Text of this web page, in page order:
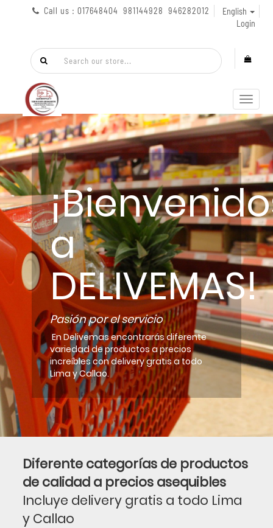
Call us : 017648404 981144928 946282012
English
Login
a
DELIVEMAS!
Pasión por el servicio
En Delivemas encontrarás diferente
variedad de productos a precios
increíbles con delivery gratis a todo
Lima y Callao.
Diferente categorías de productos
de calidad a precios asequibles
Incluye delivery gratis a todo Lima
y Callao